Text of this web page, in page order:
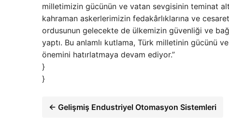
milletimizin gücünün ve vatan sevgisinin teminat
kahraman askerlerimizin fedakârlıklarına ve
ordusunun gelecekte de ülkemizin güvenliği ve
yaptı. Bu anlamlı kutlama, Türk milletinin gücünü
önemini hatırlatmaya devam ediyor.”
}
}
← Gelişmiş Endustriyel Otomasyon Sistemleri